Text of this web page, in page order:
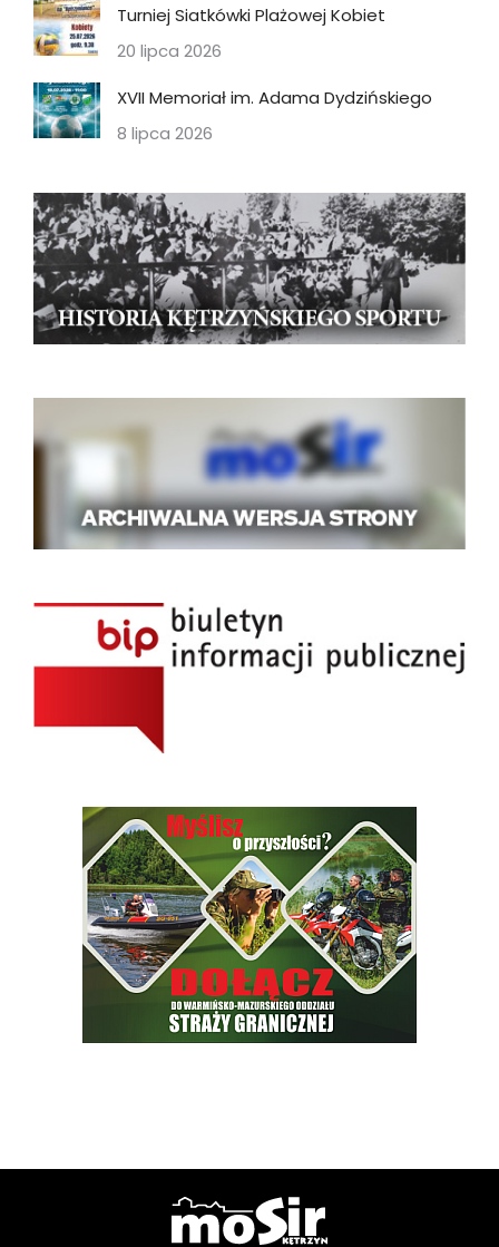
Turniej Siatkówki Plażowej Kobiet
20 lipca 2026
XVII Memoriał im. Adama Dydzińskiego
8 lipca 2026